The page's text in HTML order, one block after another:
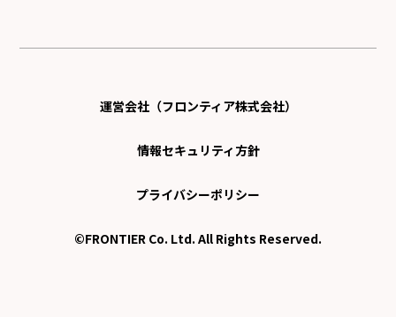
運営会社（フロンティア株式会社）
情報セキュリティ方針
プライバシーポリシー
©FRONTIER Co. Ltd. All Rights Reserved.